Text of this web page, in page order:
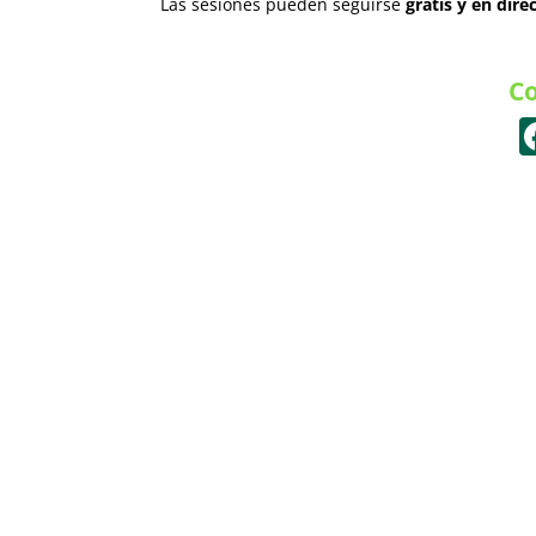
Las sesiones pueden seguirsegratis y en